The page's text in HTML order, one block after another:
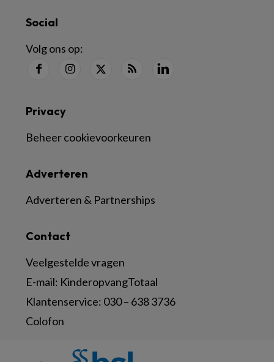
Social
Volg ons op:
Contact
Veelgestelde vragen
E-mail: KinderopvangTotaal
Klantenservice: 030 – 638 3736
Colofon
Adverteren
Adverteren & Partnerships
Privacy
Beheer cookievoorkeuren